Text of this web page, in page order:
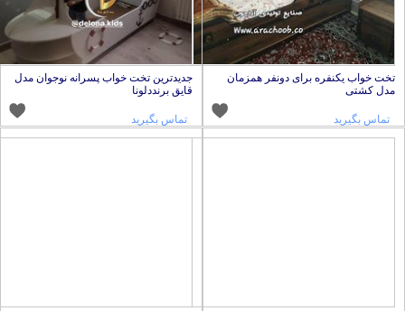
تخت خواب یکنفره برای دونفر همزمان
مدل کشتی
تماس بگیرید
جدیدترین تخت خواب پسرانه نوجوان مدل
قایق برنددلونا
تماس بگیرید